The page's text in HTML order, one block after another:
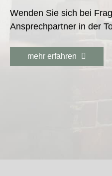
Wenden Sie sich bei
Ansprechpartner in der
mehr erfahren